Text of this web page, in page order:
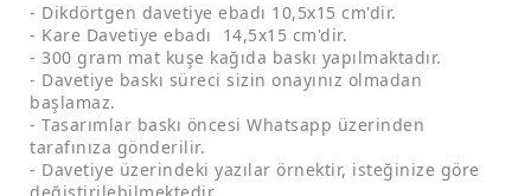
- Dikdörtgen davetiye ebadı 10,5x15 cm'dir.
- Kare Davetiye ebadı 14,5x15 cm'dir.
- 300 gram mat kuşe kağıda baskı yapılmaktadır.
- Davetiye baskı süreci sizin onayınız olmadan
başlamaz.
- Tasarımlar baskı öncesi Whatsapp üzerinden
tarafınıza gönderilir.
- Davetiye üzerindeki yazılar örnektir, isteğinize göre